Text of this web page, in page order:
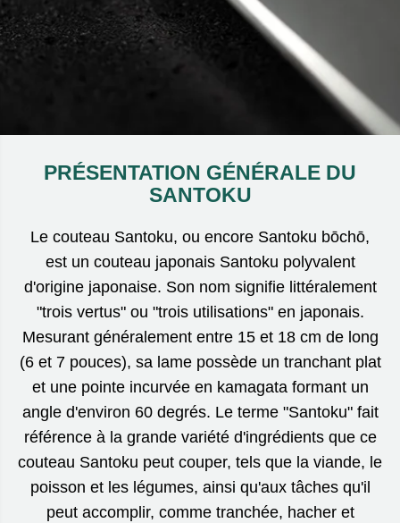
PRÉSENTATION GÉNÉRALE DU
SANTOKU
Le couteau Santoku, ou encore Santoku bōchō,
est un couteau japonais Santoku polyvalent
d'origine japonaise. Son nom signifie littéralement
"trois vertus" ou "trois utilisations" en japonais.
Mesurant généralement entre 15 et 18 cm de long
(6 et 7 pouces), sa lame possède un tranchant plat
et une pointe incurvée en kamagata formant un
angle d'environ 60 degrés. Le terme "Santoku" fait
référence à la grande variété d'ingrédients que ce
couteau Santoku peut couper, tels que la viande, le
poisson et les légumes, ainsi qu'aux tâches qu'il
peut accomplir, comme tranchée, hacher et